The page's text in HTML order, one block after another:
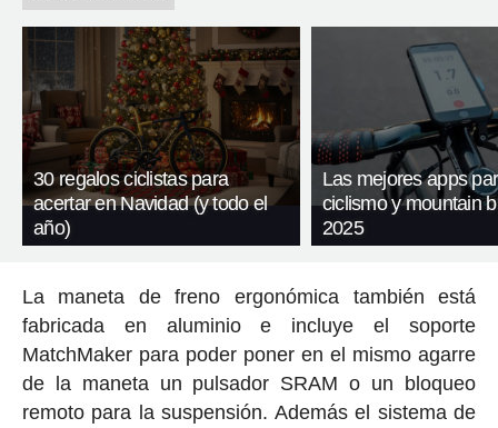
30 regalos ciclistas para
acertar en Navidad (y todo el
año)
Las mejores apps
ciclismo y mountain
2025
La maneta de freno ergonómica también está
fabricada en aluminio e incluye el soporte
MatchMaker para poder poner en el mismo agarre
de la maneta un pulsador SRAM o un bloqueo
remoto para la suspensión. Además el sistema de